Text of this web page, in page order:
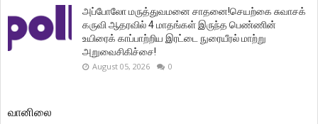
அப்போலோ மருத்துவமனை சாதனை!செயற்கை சுவாசக்
கருவி ஆதரவில் 4 மாதங்கள் இருந்த பெண்ணின்
உயிரைக் காப்பாற்றிய இரட்டை நுரையீரல் மாற்று
அறுவைசிகிச்சை!
August 05, 2026 0
வானிலை